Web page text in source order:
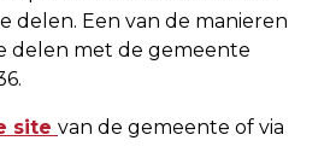
delen. Een van de manieren
delen met de gemeente
site van de gemeente of via